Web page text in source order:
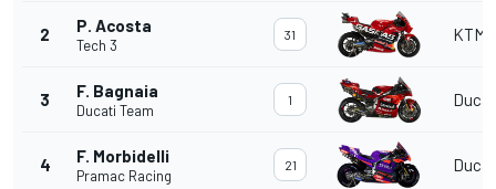
2 P. Acosta
Tech 3
31 KTM
3 F. Bagnaia
Ducati Team
1
4 F. Morbidelli
Pramac Racing
21